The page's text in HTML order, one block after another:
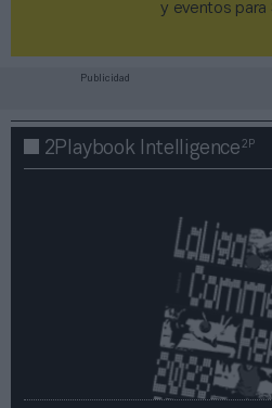
y eventos para
Publicidad
2Playbook Intelligence2P